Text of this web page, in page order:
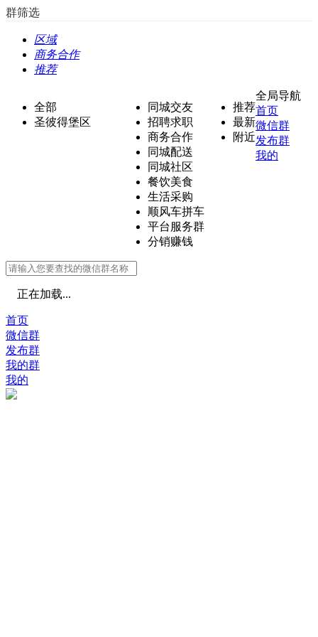
群筛选
区域
商务合作
推荐
全部
圣彼得堡区
同城交友
招聘求职
商务合作
同城配送
同城社区
餐饮美食
生活采购
顺风车拼车
平台服务群
分销赚钱
推荐
最新
附近
全局导航
首页
微信群
发布群
我的
正在加载...
首页
微信群
发布群
我的群
我的